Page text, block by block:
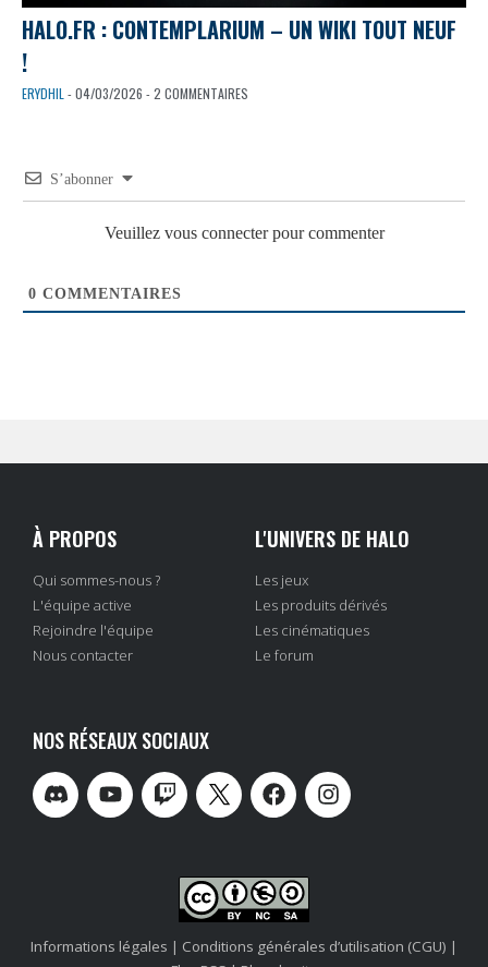
HALO.FR : CONTEMPLARIUM – UN WIKI TOUT NEUF
!
ERYDHIL - 04/03/2026 - 2 COMMENTAIRES
S’abonner
Veuillez vous connecter pour commenter
0 COMMENTAIRES
À PROPOS
Qui sommes-nous ?
L'équipe active
Rejoindre l'équipe
Nous contacter
L'UNIVERS DE HALO
Les jeux
Les produits dérivés
Les cinématiques
Le forum
NOS RÉSEAUX SOCIAUX
Informations légales | Conditions générales d’utilisation (CGU) |